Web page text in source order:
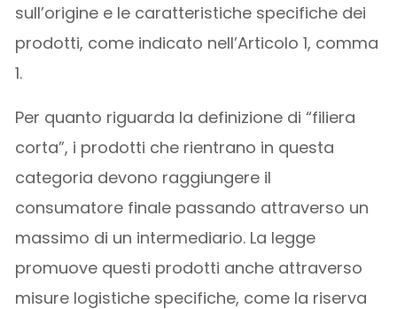
sull’origine e le caratteristiche specifiche dei
prodotti, come indicato nell’Articolo 1, comma
1.
Per quanto riguarda la definizione di “filiera
corta”, i prodotti che rientrano in questa
categoria devono raggiungere il
consumatore finale passando attraverso un
massimo di un intermediario. La legge
promuove questi prodotti anche attraverso
misure logistiche specifiche, come la riserva